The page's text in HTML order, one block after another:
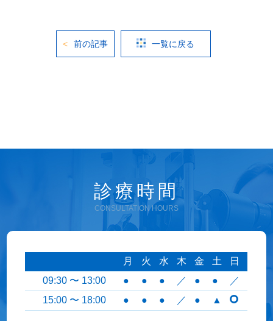
前の記事 一覧に戻る
診療時間
CONSULTATION HOURS
月 火 水 木 金 土
日
09:30 〜 13:00
● ● ● ／ ● ●
／
15:00 〜 18:00
● ● ● ／ ● ▲